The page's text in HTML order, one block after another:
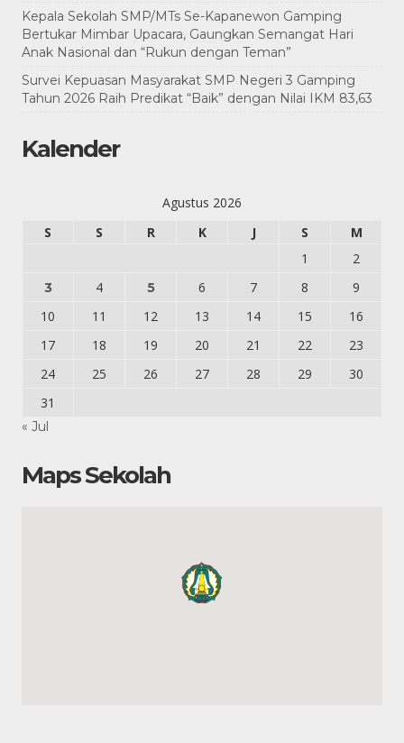
Kepala Sekolah SMP/MTs Se-Kapanewon Gamping
Bertukar Mimbar Upacara, Gaungkan Semangat Hari
Anak Nasional dan “Rukun dengan Teman”
Survei Kepuasan Masyarakat SMP Negeri 3 Gamping
Tahun 2026 Raih Predikat “Baik” dengan Nilai IKM 83,63
Kalender
Agustus 2026
S
S R K J S
M
1
2
3 4 5 6 7 8
9
10
11 12 13 14 15
16
17
18 19 20 21 22
23
24
25 26 27 28 29
30
31
« Jul
Maps Sekolah